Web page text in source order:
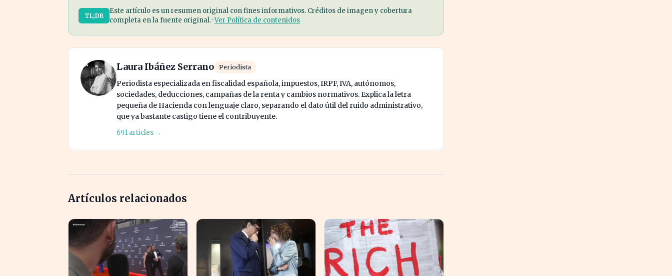
TL;DR
Este artículo es un resumen original con fines informativos. Créditos de imagen y cobertura
completa en la fuente original. ·Ver Política de contenidos
Laura Ibáñez Serrano Periodista
Periodista especializada en fiscalidad española, impuestos, IRPF, IVA, autónomos,
sociedades, deducciones, campañas de la renta y cambios normativos. Explica la letra
pequeña de Hacienda con lenguaje claro, separando el dato útil del ruido administrativo,
que ya bastante castigo tiene el contribuyente.
691 articles →
Artículos relacionados